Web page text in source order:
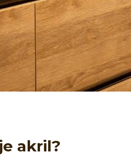
akril?